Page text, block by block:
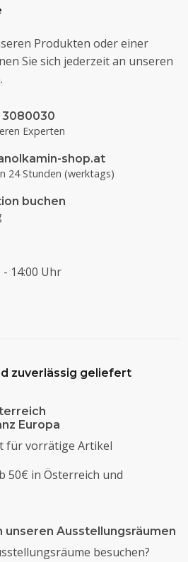
Produkten oder einer
Sie sich jederzeit an unseren
Experten
shop.at
24 Stunden (werktags)
buchen
14:00 Uhr
zuverlässig geliefert
Europa
für vorrätige Artikel
50€ in Österreich und
unseren Ausstellungsräumen
besuchen?